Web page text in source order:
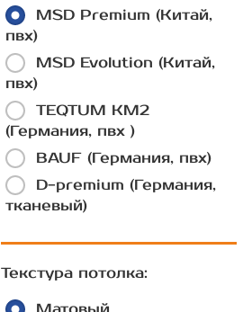
MSD Premium (Китай,
пвх)
MSD Evolution (Китай,
пвх)
TEQTUM КМ2
(Германия, пвх )
BAUF (Германия, пвх)
D-premium (Германия,
тканевый)
Текстура потолка: